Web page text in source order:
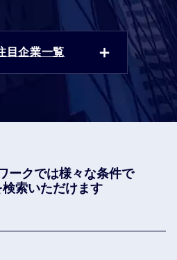
目企業一覧
ークでは様々な条件で
索いただけます